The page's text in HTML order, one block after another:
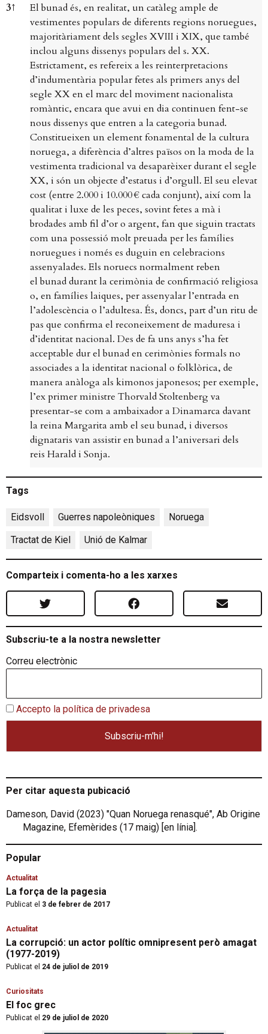
3↑
El bunad és, en realitat, un catàleg ample de
vestimentes populars de diferents regions noruegues,
majoritàriament dels segles XVIII i XIX, que també
inclou alguns dissenys populars del s. XX.
Estrictament, es refereix a les reinterpretacions
d’indumentària popular fetes als primers anys del
segle XX en el marc del moviment nacionalista
romàntic, encara que avui en dia continuen fent-se
nous dissenys que entren a la categoria bunad.
Constitueixen un element fonamental de la cultura
noruega, a diferència d’altres països on la moda de la
vestimenta tradicional va desaparèixer durant el segle
XX, i són un objecte d’estatus i d’orgull. El seu elevat
cost (entre 2.000 i 10.000 € cada conjunt), així com la
qualitat i luxe de les peces, sovint fetes a mà i
brodades amb fil d’or o argent, fan que siguin tractats
com una possessió molt preuada per les famílies
noruegues i només es duguin en celebracions
assenyalades. Els noruecs normalment reben
el bunad durant la cerimònia de confirmació religiosa
o, en famílies laiques, per assenyalar l’entrada en
l’adolescència o l’adultesa. És, doncs, part d’un ritu de
pas que confirma el reconeixement de maduresa i
d’identitat nacional. Des de fa uns anys s’ha fet
acceptable dur el bunad en cerimònies formals no
associades a la identitat nacional o folklòrica, de
manera anàloga als kimonos japonesos; per exemple,
l’ex primer ministre Thorvald Stoltenberg va
presentar-se com a ambaixador a Dinamarca davant
la reina Margarita amb el seu bunad, i diversos
dignataris van assistir en bunad a l’aniversari dels
reis Harald i Sonja.
Tags
Eidsvoll Guerres napoleòniques Noruega
Tractat de Kiel
Unió de Kalmar
Comparteix i comenta-ho a les xarxes
Subscriu-te a la nostra newsletter
Correu electrònic
Accepto la política de privadesa
Per citar aquesta pubicació
Dameson, David (2023) "Quan Noruega renasqué", Ab Origine
Magazine, Efemèrides (17 maig) [en línia].
Popular
Actualitat
La força de la pagesia
Publicat el 3 de febrer de 2017
Actualitat
La corrupció: un actor polític omnipresent però amagat
(1977-2019)
Publicat el 24 de juliol de 2019
Curiositats
El foc grec
Publicat el 29 de juliol de 2020